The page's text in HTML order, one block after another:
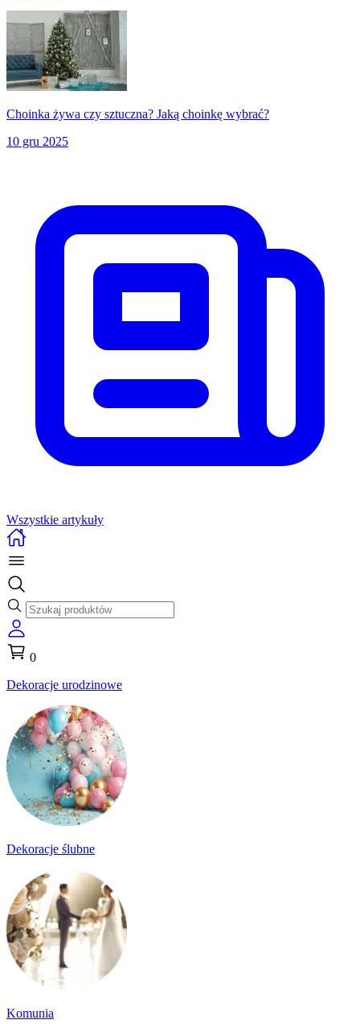
Choinka żywa czy sztuczna? Jaką choinkę wybrać?
10 gru 2025
Wszystkie artykuły
0
Dekoracje urodzinowe
Dekoracje ślubne
Komunia